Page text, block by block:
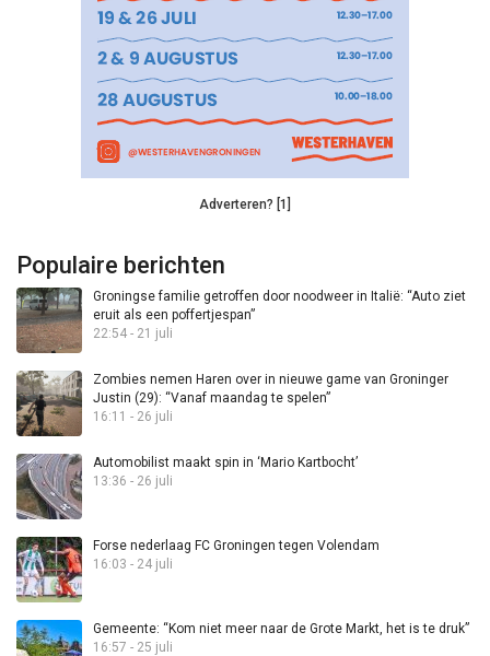
Adverteren? [1]
Populaire berichten
Groningse familie getroffen door noodweer in Italië: “Auto ziet
eruit als een poffertjespan”
22:54 - 21 juli
Zombies nemen Haren over in nieuwe game van Groninger
Justin (29): “Vanaf maandag te spelen”
16:11 - 26 juli
Automobilist maakt spin in ‘Mario Kartbocht’
13:36 - 26 juli
Forse nederlaag FC Groningen tegen Volendam
16:03 - 24 juli
Gemeente: “Kom niet meer naar de Grote Markt, het is te druk”
16:57 - 25 juli